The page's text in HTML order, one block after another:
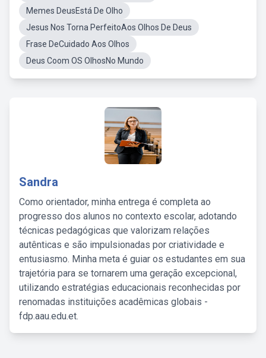
Memes DeusEstá De Olho
Jesus Nos Torna PerfeitoAos Olhos De Deus
Frase DeCuidado Aos Olhos
Deus Coom OS OlhosNo Mundo
Sandra
Como orientador, minha entrega é completa ao
progresso dos alunos no contexto escolar, adotando
técnicas pedagógicas que valorizam relações
autênticas e são impulsionadas por criatividade e
entusiasmo. Minha meta é guiar os estudantes em sua
trajetória para se tornarem uma geração excepcional,
utilizando estratégias educacionais reconhecidas por
renomadas instituições acadêmicas globais -
fdp.aau.edu.et.